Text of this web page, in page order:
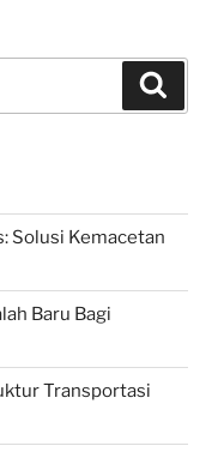
Solusi Kemacetan
Baru Bagi
Transportasi